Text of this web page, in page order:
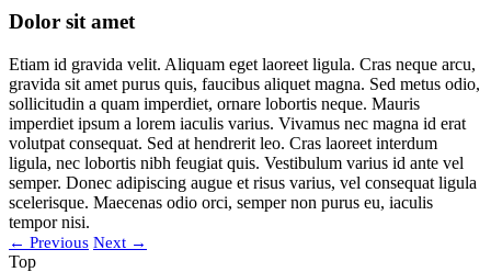
Dolor sit amet
Etiam id gravida velit. Aliquam eget laoreet ligula. Cras neque arcu,
gravida sit amet purus quis, faucibus aliquet magna. Sed metus odio,
sollicitudin a quam imperdiet, ornare lobortis neque. Mauris
imperdiet ipsum a lorem iaculis varius. Vivamus nec magna id erat
volutpat consequat. Sed at hendrerit leo. Cras laoreet interdum
ligula, nec lobortis nibh feugiat quis. Vestibulum varius id ante vel
semper. Donec adipiscing augue et risus varius, vel consequat ligula
scelerisque. Maecenas odio orci, semper non purus eu, iaculis
tempor nisi.
← Previous Next →
Top